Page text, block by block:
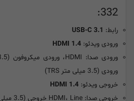
332:
رابط: USB-C 3.1
ورودی ویدئو:
ورودی (3.5 میلی متر TRS)
خروجی ویدئو: HDMI 1.4
خروجی صدا: HDMI، Line خروجی (3.5 میلی متر TRS)